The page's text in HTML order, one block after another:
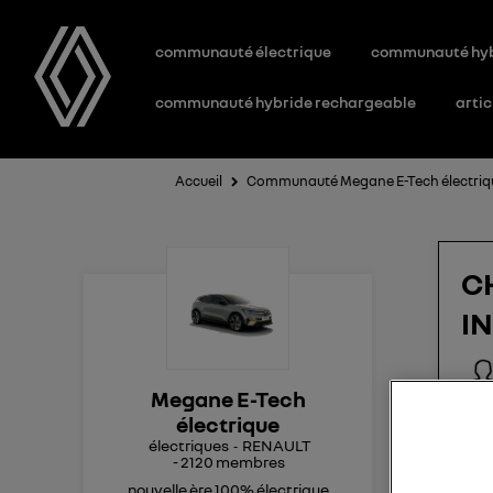
communauté électrique communauté
communauté hybride rechargeable
Accueil Communauté Megane E-Tech
Megane E-Tech
électrique
électriques
RENAULT
-2120 membres
nouvelle ère 100% électrique